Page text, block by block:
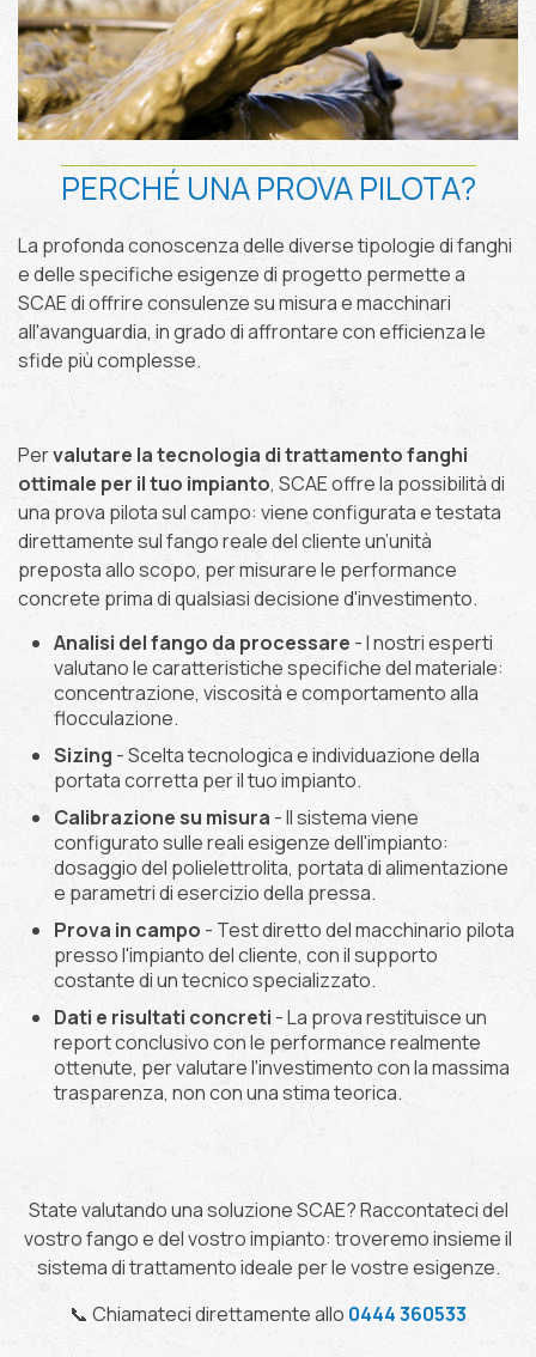
disidratazione fanghi
PERCHÉ UNA PROVA PILOTA?
La profonda conoscenza delle diverse tipologie di fanghi
e delle specifiche esigenze di progetto permette a
SCAE di offrire consulenze su misura e macchinari
all'avanguardia, in grado di affrontare con efficienza le
sfide più complesse.
Pervalutare la tecnologia di trattamento fanghi
ottimale per il tuo impianto, SCAE offre la possibilità di
una prova pilota sul campo: viene configurata e testata
direttamente sul fango reale del cliente un’unità
preposta allo scopo, per misurare le performance
concrete prima di qualsiasi decisione d'investimento.
Analisi del fango da processare - I nostri esperti
valutano le caratteristiche specifiche del materiale:
concentrazione, viscosità e comportamento alla
flocculazione.
Sizing - Scelta tecnologica e individuazione della
portata corretta per il tuo impianto.
Calibrazione su misura - Il sistema viene
configurato sulle reali esigenze dell'impianto:
dosaggio del polielettrolita, portata di alimentazione
e parametri di esercizio della pressa.
Prova in campo - Test diretto del macchinario pilota
presso l'impianto del cliente, con il supporto
costante di un tecnico specializzato.
Dati e risultati concreti - La prova restituisce un
report conclusivo con le performance realmente
ottenute, per valutare l'investimento con la massima
trasparenza, non con una stima teorica.
State valutando una soluzione SCAE? Raccontateci del
vostro fango e del vostro impianto: troveremo insieme il
sistema di trattamento ideale per le vostre esigenze.
📞 Chiamateci direttamente allo 0444 360533